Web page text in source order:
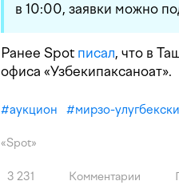
в 10:00, заявки можно
Ранее Spot писал, что в
офиса «Узбекипаксаноат».
#аукцион #мирзо-
«Spot»
3 231 Комментарии